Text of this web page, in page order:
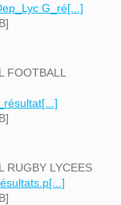
G_ré[...]
FOOTBALL
RUGBY LYCEES